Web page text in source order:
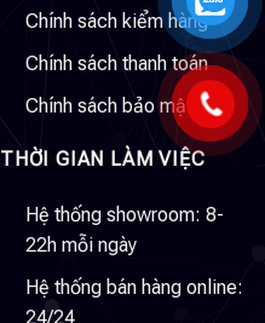
Chính sách kiểm hàng
Chính sách thanh toán
Chính sách bảo mật
THỜI GIAN LÀM VIỆC
Hệ thống showroom: 8-
22h mỗi ngày
Hệ thống bán hàng online:
24/24